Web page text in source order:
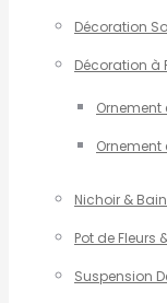
Décoration
Décoration à
Ornement
Ornement
Nichoir &
Pot de Fleurs
Suspension